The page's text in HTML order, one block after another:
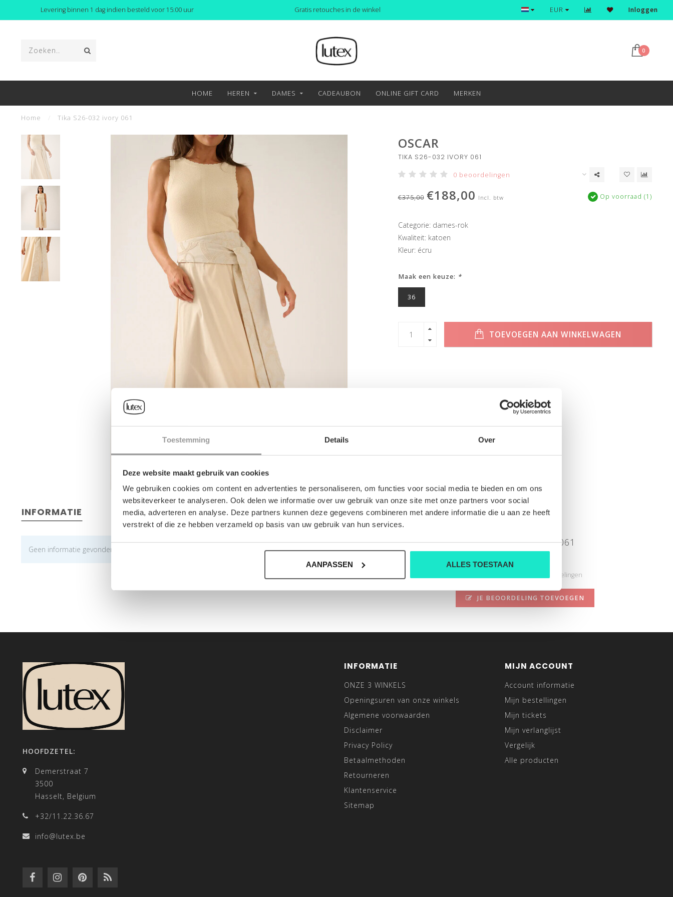
Toestemming Details Over
Deze website maakt gebruik van cookies
We gebruiken cookies om content en advertenties te personaliseren, om functies voor social media te bieden en om ons
websiteverkeer te analyseren. Ook delen we informatie over uw gebruik van onze site met onze partners voor social
media, adverteren en analyse. Deze partners kunnen deze gegevens combineren met andere informatie die u aan ze heeft
verstrekt of die ze hebben verzameld op basis van uw gebruik van hun services.
AANPASSEN ALLES TOESTAAN
Levering binnen 1 dag indien besteld voor 15:00 uur Gratis retouches in de winkel Ontdek en shop de nieuwste trends
EUR Inloggen
0
HOME HEREN DAMES CADEAUBON ONLINE GIFT CARD MERKEN
Home Tika S26-032 ivory 061
OSCAR
TIKA S26-032 IVORY 061
0 beoordelingen
€375,00 €188,00 Incl. btw Op voorraad (1)
Categorie: dames-rok
Kwaliteit: katoen
Kleur: écru
Maak een keuze: *
36
TOEVOEGEN AAN WINKELWAGEN
INFORMATIE
Geen informatie gevonden
Tika S26-032 ivory 061
Nog niet gewaardeerd
0 sterren op basis van 0 beoordelingen
JE BEOORDELING TOEVOEGEN
HOOFDZETEL:
Demerstraat 7
3500
Hasselt, Belgium
+32/11.22.36.67
info@lutex.be
INFORMATIE
ONZE 3 WINKELS
Openingsuren van onze winkels
Algemene voorwaarden
Disclaimer
Privacy Policy
Betaalmethoden
Retourneren
Klantenservice
Sitemap
MIJN ACCOUNT
Account informatie
Mijn bestellingen
Mijn tickets
Mijn verlanglijst
Vergelijk
Alle producten